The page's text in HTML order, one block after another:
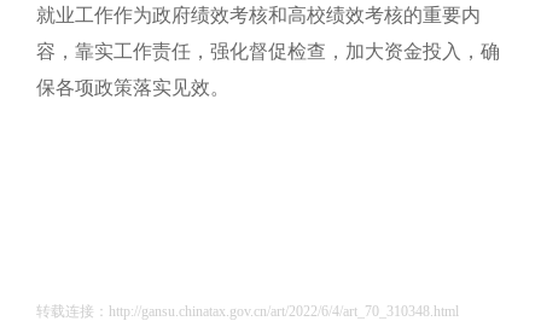
就业工作作为政府绩效考核和高校绩效考核的重要内
容，靠实工作责任，强化督促检查，加大资金投入，确
保各项政策落实见效。
转载连接：http://gansu.chinatax.gov.cn/art/2022/6/4/art_70_310348.html